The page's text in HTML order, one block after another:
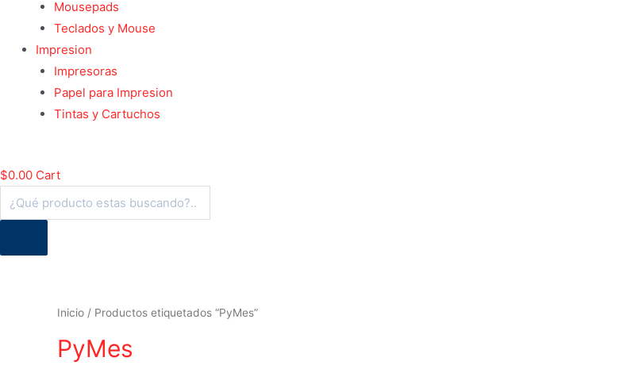
Mousepads
Teclados y Mouse
Impresion
Impresoras
Papel para Impresion
Tintas y Cartuchos
$0.00 Cart
Búsqueda
de
Inicio / Productos etiquetados “PyMes”
PyMes